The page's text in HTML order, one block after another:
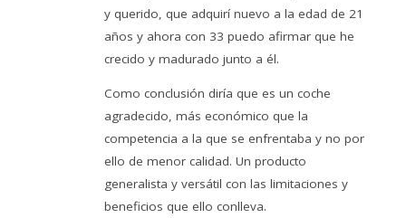
y querido, que adquirí nuevo a la edad de 21
años y ahora con 33 puedo afirmar que he
crecido y madurado junto a él.
Como conclusión diría que es un coche
agradecido, más económico que la
competencia a la que se enfrentaba y no por
ello de menor calidad. Un producto
generalista y versátil con las limitaciones y
beneficios que ello conlleva.